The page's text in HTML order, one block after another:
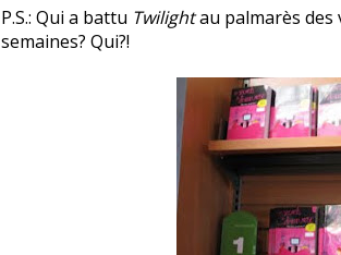
P.S.: Qui a battu Twilightau palmarès des
semaines? Qui?!